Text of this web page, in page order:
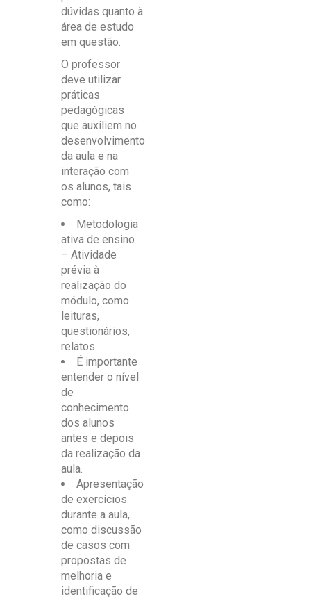
dúvidas quanto à
área de estudo
em questão.
O professor
deve utilizar
práticas
pedagógicas
que auxiliem no
desenvolvimento
da aula e na
interação com
os alunos, tais
como:
Metodologia
ativa de ensino
– Atividade
prévia à
realização do
módulo, como
leituras,
questionários,
relatos.
É importante
entender o nível
de
conhecimento
dos alunos
antes e depois
da realização da
aula.
Apresentação
de exercícios
durante a aula,
como discussão
de casos com
propostas de
melhoria e
identificação de